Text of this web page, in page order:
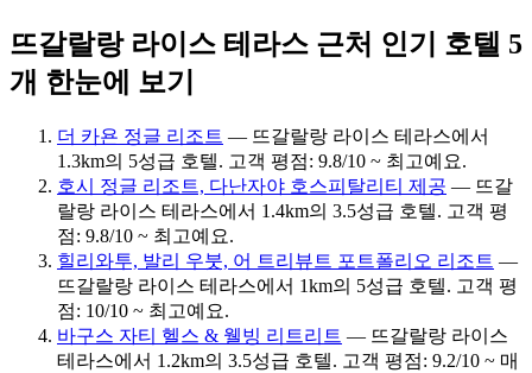
뜨갈랄랑 라이스 테라스 근처 인기 호텔 5
개 한눈에 보기
더 카욘 정글 리조트 — 뜨갈랄랑 라이스 테라스에서
1.3km의 5성급 호텔. 고객 평점: 9.8/10 ~ 최고예요.
호시 정글 리조트, 다난자야 호스피탈리티 제공 — 뜨갈
랄랑 라이스 테라스에서 1.4km의 3.5성급 호텔. 고객 평
점: 9.8/10 ~ 최고예요.
힐리와투, 발리 우붓, 어 트리뷰트 포트폴리오 리조트 —
뜨갈랄랑 라이스 테라스에서 1km의 5성급 호텔. 고객 평
점: 10/10 ~ 최고예요.
바구스 자티 헬스 & 웰빙 리트리트 — 뜨갈랄랑 라이스
테라스에서 1.2km의 3.5성급 호텔. 고객 평점: 9.2/10 ~ 매